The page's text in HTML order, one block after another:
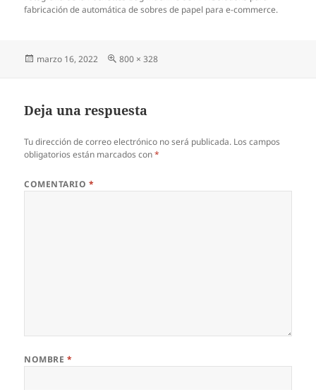
fabricación de automática de sobres de papel para e-commerce.
Publicado
marzo 16, 2022
Tamaño
800 × 328
Deja una respuesta
Tu dirección de correo electrónico no será publicada. Los campos
obligatorios están marcados con*
COMENTARIO *
NOMBRE *